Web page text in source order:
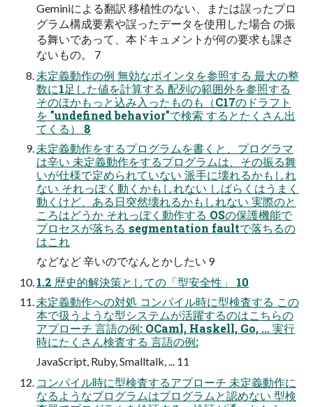
Geminiによる翻訳 移植性のない、または誤ったプロ
グラム構成要素や誤ったデータを使用した場合 の振
る舞いであって、本ドキュメントが何の要求も課さ
ないもの。 7
未定義動作の例 無効なポインタを参照する 最大の整
数に1足した値を計算する 配列の範囲外を参照する
そのほかもっと込み入ったものも（C17のドラフト
を "undefined behavior"で検索 するとたくさん出
てくる） 8
未定義動作をするプログラムを書くと、プログラマ
は辛い 未定義動作をするプログラムは、その振る舞
いが仕様で定められていない 派手に壊れるかもしれ
ない それっぽく動くかもしれない しばらくはうまく
動くけど、ある日突然壊れるかもしれない 実際のと
ころはどうか それっぽく動作する OSの保護機能で
プロセスが落ちる segmentation faultで落ちるの
はこれ
などなど 辛いのでなんとかしたい 9
1.2 歴史的解決策としての「型安全性」 10
未定義動作への対処 コンパイル時に型検査する この
本で扱うような型システムが活躍するのはこちらの
アプローチ 言語の例: OCaml, Haskell, Go, ... 実行
時にたくさん検査する 言語の例:
JavaScript, Ruby, Smalltalk, ... 11
コンパイル時に型検査するアプローチ 未定義動作に
なるようなプログラムはプログラムと認めない 型検